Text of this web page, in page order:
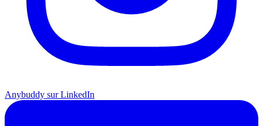
Anybuddy sur LinkedIn